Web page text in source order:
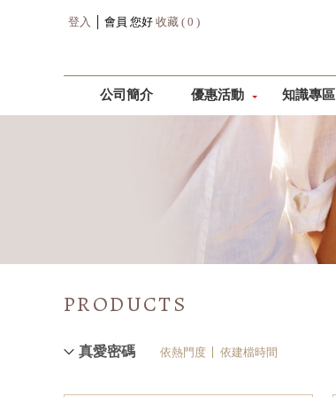
登入 │ 會員 您好 收藏 ( 0 )
公司簡介 優惠活動 知識專區
PRODUCTS
真愛密碼 依熱門度 依建檔時間